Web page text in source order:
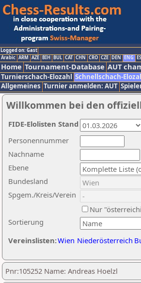
Logged on: Gast
Arabic ARM AZE BIH BUL CAT CHN CRO CZE DEN ENG
Home Tournament-Database AUT
Turnierschach-Elozahl Schnellschach-
Allgemeines Turnier anmelden: AUT
Willkommen bei den
Nachname
Ebene
Sortierung
Personennummer
Bundesland
Spgem./Kreis/Verein
Nur
Vereinslisten:Wien Niederösterreich
FIDE-Elolisten Stand
Pnr:105252 Name: Andreas Hoelzl